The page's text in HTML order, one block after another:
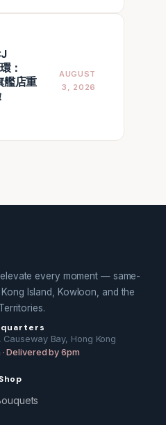
：
店重
AUGUST
3, 2026
every moment — same-
Island, Kowloon, and the
Causeway Bay, Hong Kong
Delivered by 6pm